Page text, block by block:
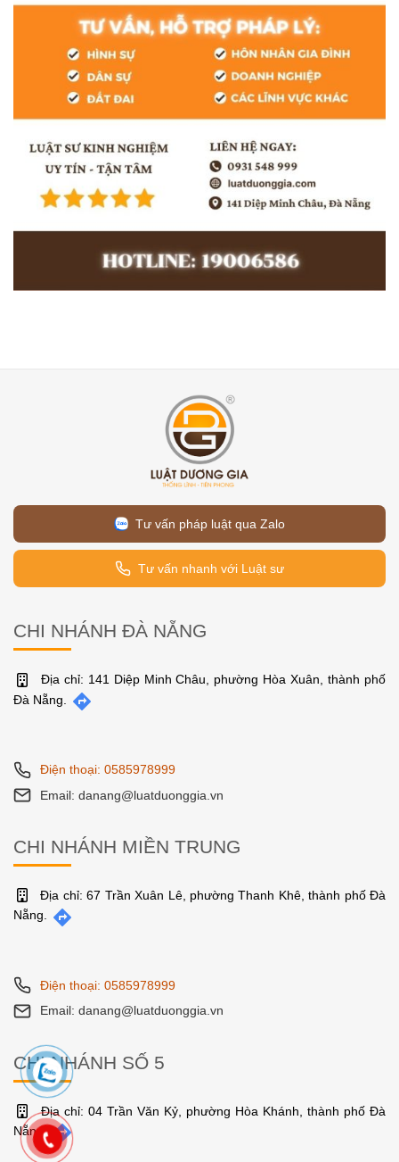
Tư vấn pháp luật qua Zalo
Tư vấn nhanh với Luật sư
CHI NHÁNH ĐÀ NẴNG
Địa chỉ: 141 Diệp Minh Châu, phường Hòa Xuân, thành phố
Đà Nẵng.
Điện thoại: 0585978999
Email: danang@luatduonggia.vn
CHI NHÁNH MIỀN TRUNG
Địa chỉ: 67 Trần Xuân Lê, phường Thanh Khê, thành phố Đà
Nẵng.
Điện thoại: 0585978999
Email: danang@luatduonggia.vn
CHI NHÁNH SỐ 5
Địa chỉ: 04 Trần Văn Kỷ, phường Hòa Khánh, thành phố Đà
Nẵng.